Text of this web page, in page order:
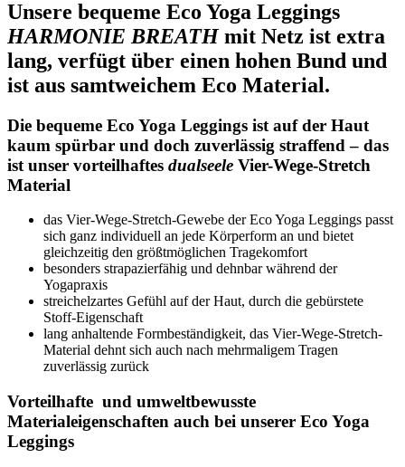
Unsere bequeme Eco Yoga Leggings
HARMONIE BREATHmit Netz ist extra
lang, verfügt über einen hohen Bund und
ist aus samtweichem Eco Material.
Die bequeme Eco Yoga Leggings ist auf der Haut
kaum spürbar und doch zuverlässig straffend – das
ist unser vorteilhaftes dualseele Vier-Wege-Stretch
Material
das Vier-Wege-Stretch-Gewebe der Eco Yoga Leggings passt
sich ganz individuell an jede Körperform an und bietet
gleichzeitig den größtmöglichen Tragekomfort
besonders strapazierfähig und dehnbar während der
Yogapraxis
streichelzartes Gefühl auf der Haut, durch die gebürstete
Stoff-Eigenschaft
lang anhaltende Formbeständigkeit, das Vier-Wege-Stretch-
Material dehnt sich auch nach mehrmaligem Tragen
zuverlässig zurück
Vorteilhafte und umweltbewusste
Materialeigenschaften auch bei unserer Eco Yoga
Leggings